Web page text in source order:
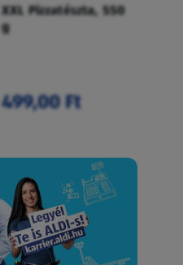
XXL Pizzatészta, 550
g
499,00 Ft